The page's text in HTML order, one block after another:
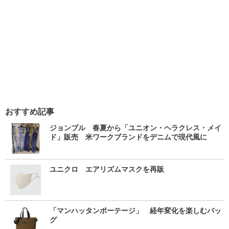
おすすめ記事
ジョンブル 春夏から「ユニオン・ヘラクレス・メイ
ド」販売 米ワークブランドをデニムで現代風に
ユニクロ エアリズムマスクを再販
「マンハッタンポーテージ」 経年変化を楽しむバッ
グ